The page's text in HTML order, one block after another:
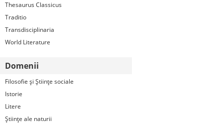
Thesaurus Classicus
Traditio
Transdisciplinaria
World Literature
Domenii
Filosofie şi Ştiinţe sociale
Istorie
Litere
Ştiinţe ale naturii